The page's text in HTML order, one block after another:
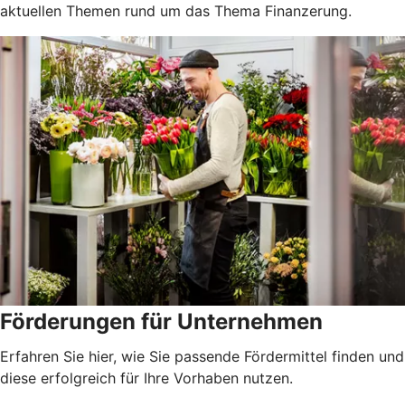
aktuellen Themen rund um das Thema Finanzerung.
Förderungen für Unternehmen
Erfahren Sie hier, wie Sie passende Fördermittel finden und
diese erfolgreich für Ihre Vorhaben nutzen.